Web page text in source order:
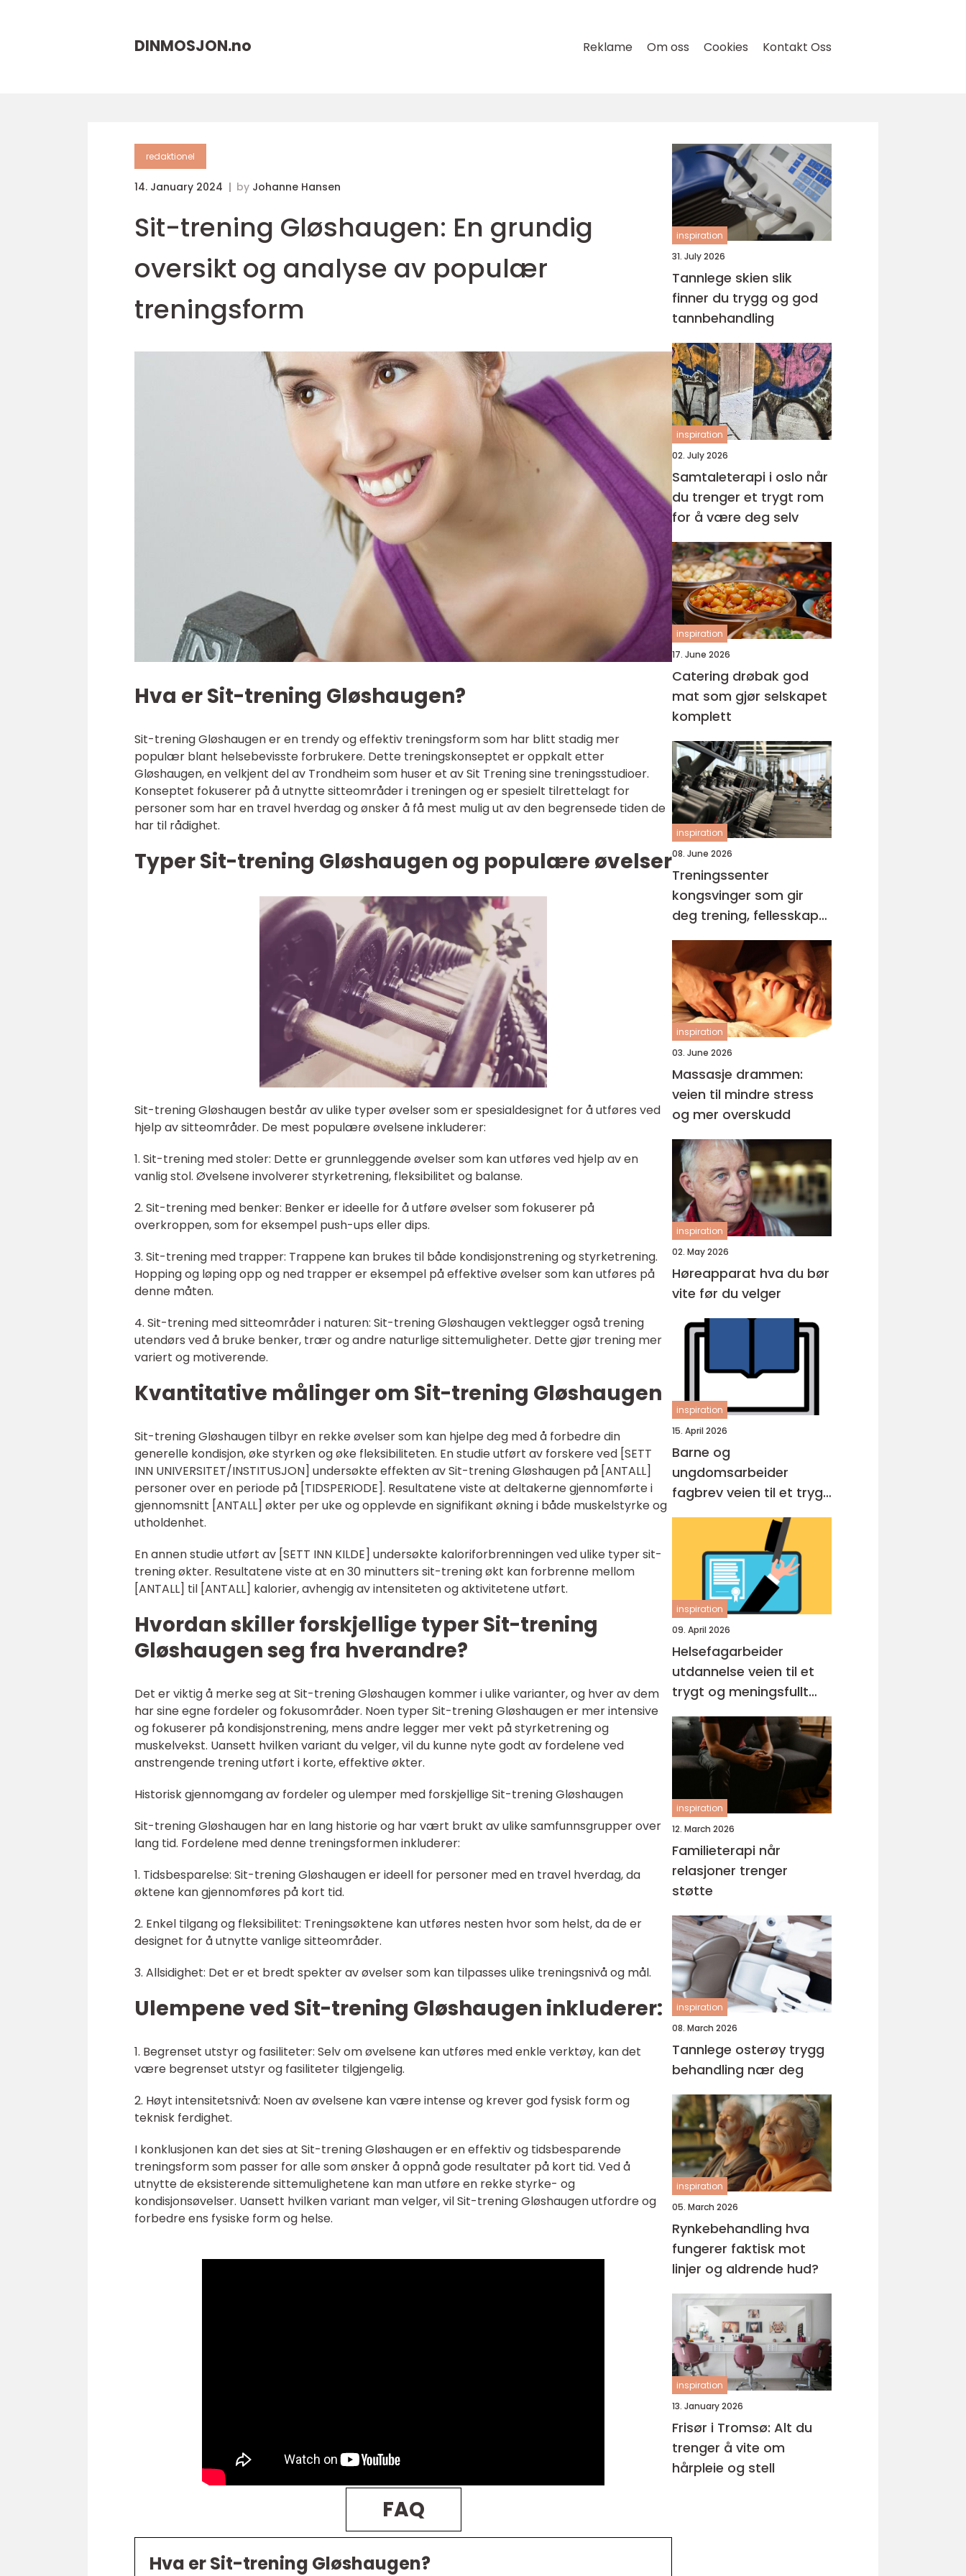
DINMOSJON.no Reklame Om oss Cookies Kontakt Oss
redaktionel
14. January 2024 by Johanne Hansen
Sit-trening Gløshaugen: En grundig
oversikt og analyse av populær
treningsform
Hva er Sit-trening Gløshaugen?
Sit-trening Gløshaugen er en trendy og effektiv treningsform som har blitt stadig mer
populær blant helsebevisste forbrukere. Dette treningskonseptet er oppkalt etter
Gløshaugen, en velkjent del av Trondheim som huser et av Sit Trening sine treningsstudioer.
Konseptet fokuserer på å utnytte sitteområder i treningen og er spesielt tilrettelagt for
personer som har en travel hverdag og ønsker å få mest mulig ut av den begrensede tiden de
har til rådighet.
Typer Sit-trening Gløshaugen og populære øvelser
Sit-trening Gløshaugen består av ulike typer øvelser som er spesialdesignet for å utføres ved
hjelp av sitteområder. De mest populære øvelsene inkluderer:
1. Sit-trening med stoler: Dette er grunnleggende øvelser som kan utføres ved hjelp av en
vanlig stol. Øvelsene involverer styrketrening, fleksibilitet og balanse.
2. Sit-trening med benker: Benker er ideelle for å utføre øvelser som fokuserer på
overkroppen, som for eksempel push-ups eller dips.
3. Sit-trening med trapper: Trappene kan brukes til både kondisjonstrening og styrketrening.
Hopping og løping opp og ned trapper er eksempel på effektive øvelser som kan utføres på
denne måten.
4. Sit-trening med sitteområder i naturen: Sit-trening Gløshaugen vektlegger også trening
utendørs ved å bruke benker, trær og andre naturlige sittemuligheter. Dette gjør trening mer
variert og motiverende.
Kvantitative målinger om Sit-trening Gløshaugen
Sit-trening Gløshaugen tilbyr en rekke øvelser som kan hjelpe deg med å forbedre din
generelle kondisjon, øke styrken og øke fleksibiliteten. En studie utført av forskere ved [SETT
INN UNIVERSITET/INSTITUSJON] undersøkte effekten av Sit-trening Gløshaugen på [ANTALL]
personer over en periode på [TIDSPERIODE]. Resultatene viste at deltakerne gjennomførte i
gjennomsnitt [ANTALL] økter per uke og opplevde en signifikant økning i både muskelstyrke og
utholdenhet.
En annen studie utført av [SETT INN KILDE] undersøkte kaloriforbrenningen ved ulike typer sit-
trening økter. Resultatene viste at en 30 minutters sit-trening økt kan forbrenne mellom
[ANTALL] til [ANTALL] kalorier, avhengig av intensiteten og aktivitetene utført.
Hvordan skiller forskjellige typer Sit-trening
Gløshaugen seg fra hverandre?
Det er viktig å merke seg at Sit-trening Gløshaugen kommer i ulike varianter, og hver av dem
har sine egne fordeler og fokusområder. Noen typer Sit-trening Gløshaugen er mer intensive
og fokuserer på kondisjonstrening, mens andre legger mer vekt på styrketrening og
muskelvekst. Uansett hvilken variant du velger, vil du kunne nyte godt av fordelene ved
anstrengende trening utført i korte, effektive økter.
Historisk gjennomgang av fordeler og ulemper med forskjellige Sit-trening Gløshaugen
Sit-trening Gløshaugen har en lang historie og har vært brukt av ulike samfunnsgrupper over
lang tid. Fordelene med denne treningsformen inkluderer:
1. Tidsbesparelse: Sit-trening Gløshaugen er ideell for personer med en travel hverdag, da
øktene kan gjennomføres på kort tid.
2. Enkel tilgang og fleksibilitet: Treningsøktene kan utføres nesten hvor som helst, da de er
designet for å utnytte vanlige sitteområder.
3. Allsidighet: Det er et bredt spekter av øvelser som kan tilpasses ulike treningsnivå og mål.
Ulempene ved Sit-trening Gløshaugen inkluderer:
1. Begrenset utstyr og fasiliteter: Selv om øvelsene kan utføres med enkle verktøy, kan det
være begrenset utstyr og fasiliteter tilgjengelig.
2. Høyt intensitetsnivå: Noen av øvelsene kan være intense og krever god fysisk form og
teknisk ferdighet.
I konklusjonen kan det sies at Sit-trening Gløshaugen er en effektiv og tidsbesparende
treningsform som passer for alle som ønsker å oppnå gode resultater på kort tid. Ved å
utnytte de eksisterende sittemulighetene kan man utføre en rekke styrke- og
kondisjonsøvelser. Uansett hvilken variant man velger, vil Sit-trening Gløshaugen utfordre og
forbedre ens fysiske form og helse.
FAQ
Hva er Sit-trening Gløshaugen?
inspiration
31. July 2026
Tannlege skien slik
finner du trygg og god
tannbehandling
inspiration
02. July 2026
Samtaleterapi i oslo når
du trenger et trygt rom
for å være deg selv
inspiration
17. June 2026
Catering drøbak god
mat som gjør selskapet
komplett
inspiration
08. June 2026
Treningssenter
kongsvinger som gir
deg trening, fellesskap
og pusterom
inspiration
03. June 2026
Massasje drammen:
veien til mindre stress
og mer overskudd
inspiration
02. May 2026
Høreapparat hva du bør
vite før du velger
inspiration
15. April 2026
Barne og
ungdomsarbeider
fagbrev veien til et trygt
yrke med mening
inspiration
09. April 2026
Helsefagarbeider
utdannelse veien til et
trygt og meningsfullt
yrke
inspiration
12. March 2026
Familieterapi når
relasjoner trenger
støtte
inspiration
08. March 2026
Tannlege osterøy trygg
behandling nær deg
inspiration
05. March 2026
Rynkebehandling hva
fungerer faktisk mot
linjer og aldrende hud?
inspiration
13. January 2026
Frisør i Tromsø: Alt du
trenger å vite om
hårpleie og stell